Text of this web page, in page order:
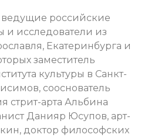
российские
и исследователи из
Екатеринбурга и
заместитель
культуры в Санкт-
сооснователь
стрит-арта Альбина
Данияр Юсупов, арт-
доктор философских